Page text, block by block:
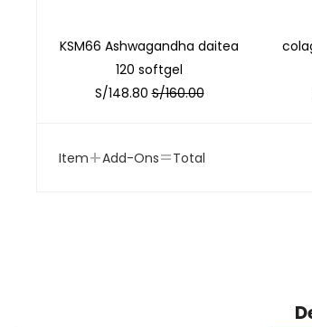
KSM66 Ashwagandha daitea
120 softgel
S/148.80 S/160.00
Item+Add-Ons=Total